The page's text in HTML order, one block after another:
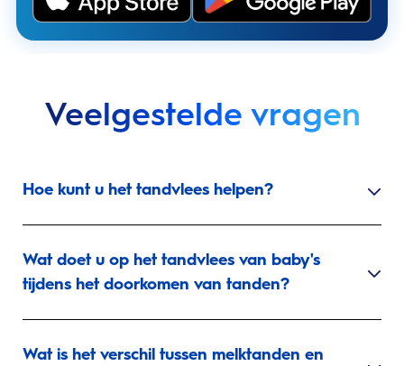
Veelgestelde vragen
Hoe kunt u het tandvlees helpen?
Wat doet u op het tandvlees van baby's
tijdens het doorkomen van tanden?
Wat is het verschil tussen melktanden en